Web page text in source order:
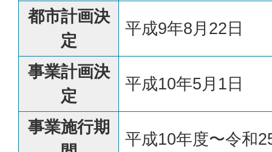
都市計画決
定
平成9年8月22日
事業計画決
定
平成10年5月1日
事業施行期
平成10年度〜令和